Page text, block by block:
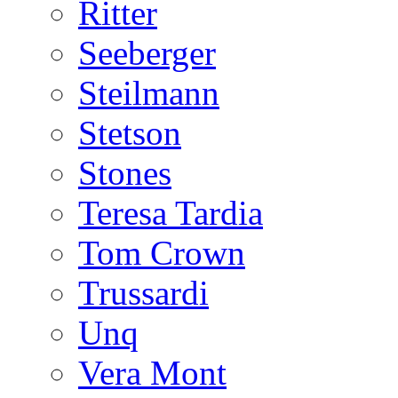
Ritter
Seeberger
Steilmann
Stetson
Stones
Teresa Tardia
Tom Crown
Trussardi
Unq
Vera Mont